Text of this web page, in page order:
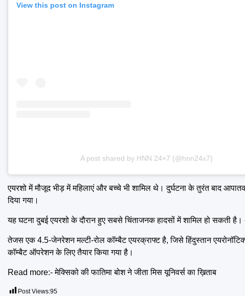
View this post on Instagram
A post shared by HNN 24×7 (@hnn24x7)
एयरशो में मौजूद भीड़ में महिलाएं और बच्चे भी शामिल थे। दुर्घटना के तुरंत बाद
दिया गया।
यह घटना दुबई एयरशो के दौरान हुए सबसे चिंताजनक हादसों में शामिल हो सकती
तेजस एक 4.5-जेनरेशन मल्टी-रोल कॉम्बैट एयरक्राफ्ट है, जिसे हिंदुस्तान
कॉम्बैट ऑपरेशन के लिए तैयार किया गया है।
Read more:-मेक्सिको की फातिमा बोश ने जीता मिस यूनिवर्स का ख़िताब
Post Views:95